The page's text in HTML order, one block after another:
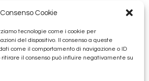
Cookie
tecnologie come i cookie per
del dispositivo. Il consenso a queste
come il comportamento di navigazione o ID
ritirare il consenso può influire negativamente su